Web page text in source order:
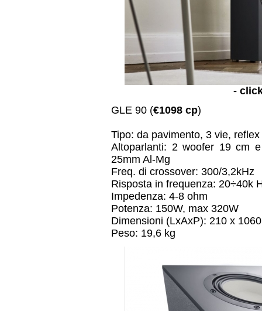
-
GLE 90 (€1098 cp)
Tipo: da pavimento, 3 vie, reflex
Altoparlanti: 2 woofer 19 cm
25mm Al-Mg
Freq. di crossover: 300/3,2kHz
Risposta in frequenza: 20÷40k
Impedenza: 4-8 ohm
Potenza: 150W, max 320W
Dimensioni (LxAxP): 210 x
Peso: 19,6 kg